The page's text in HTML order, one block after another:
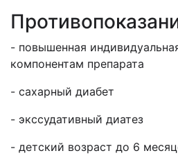
- повышенная
компонентам препарата
- сахарный диабет
- экссудативный диатез
- детский возраст до 6